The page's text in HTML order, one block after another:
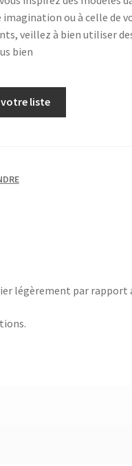
ou à celle de
veillez à bien utiliser
bien
liste
légèrement par rapport